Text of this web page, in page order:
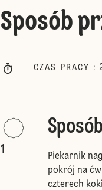
Sposób
CZAS PRACY :
1
Piekarnik
pokrój na
czterech